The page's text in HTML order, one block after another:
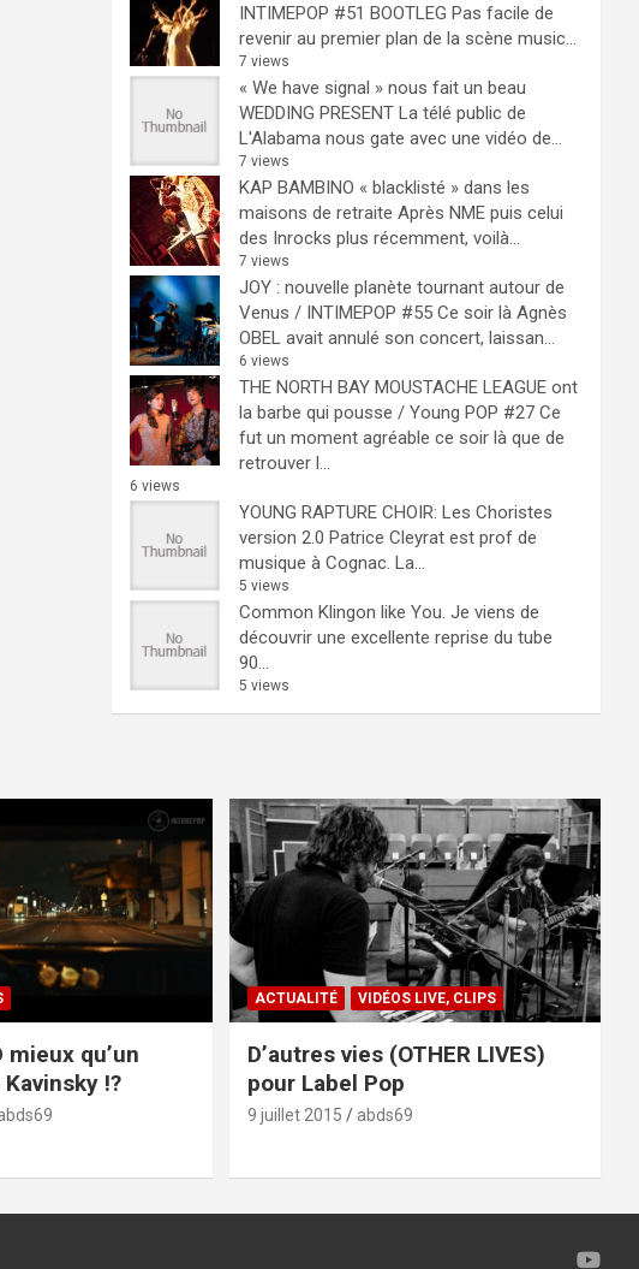
INTIMEPOP #51 BOOTLEG Pas facile de
revenir au premier plan de la scène music...
7 views
« We have signal » nous fait un beau
WEDDING PRESENT La télé public de
L'Alabama nous gate avec une vidéo de...
7 views
KAP BAMBINO « blacklisté » dans les
maisons de retraite Après NME puis celui
des Inrocks plus récemment, voilà...
7 views
JOY : nouvelle planète tournant autour de
Venus / INTIMEPOP #55 Ce soir là Agnès
OBEL avait annulé son concert, laissan...
6 views
THE NORTH BAY MOUSTACHE LEAGUE ont
la barbe qui pousse / Young POP #27 Ce
fut un moment agréable ce soir là que de
retrouver l...
6 views
YOUNG RAPTURE CHOIR: Les Choristes
version 2.0 Patrice Cleyrat est prof de
musique à Cognac. La...
5 views
Common Klingon like You. Je viens de
découvrir une excellente reprise du tube
90...
5 views
mieux qu’un
!?
ACTUALITÉ VIDÉOS LIVE, CLIPS
D’autres vies (OTHER LIVES)
pour Label Pop
9 juillet 2015 abds69